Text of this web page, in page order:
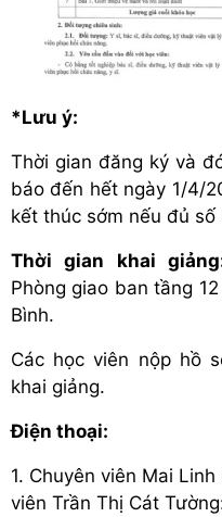
*Lưu ý:
Thời gian đăng ký và
báo đến hết ngày 1/4/
kết thúc sớm nếu đủ số
Thời gian khai
Phòng giao ban tầng
Bình.
Các học viên nộp hồ
khai giảng.
Điện thoại:
1. Chuyên viên Mai
viên Trần Thị Cát